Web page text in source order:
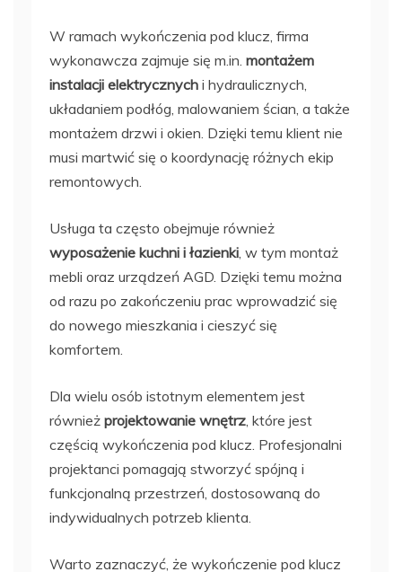
W ramach wykończenia pod klucz, firma
wykonawcza zajmuje się m.in. montażem
instalacji elektrycznych i hydraulicznych,
układaniem podłóg, malowaniem ścian, a także
montażem drzwi i okien. Dzięki temu klient nie
musi martwić się o koordynację różnych ekip
remontowych.
Usługa ta często obejmuje również
wyposażenie kuchni i łazienki, w tym montaż
mebli oraz urządzeń AGD. Dzięki temu można
od razu po zakończeniu prac wprowadzić się
do nowego mieszkania i cieszyć się
komfortem.
Dla wielu osób istotnym elementem jest
również projektowanie wnętrz, które jest
częścią wykończenia pod klucz. Profesjonalni
projektanci pomagają stworzyć spójną i
funkcjonalną przestrzeń, dostosowaną do
indywidualnych potrzeb klienta.
Warto zaznaczyć, że wykończenie pod klucz